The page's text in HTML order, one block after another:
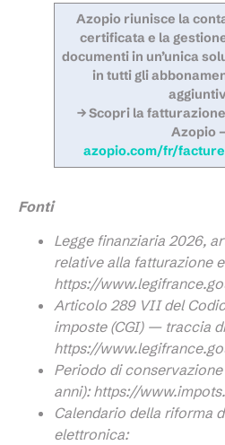
Azopio riunisce la
certificata e la
documenti in un’unica
in tutti gli
→ Scopri la
Azopio
azopio.com/fr/
Fonti
Legge finanziaria 2026,
relative alla fatturazione
https://
Articolo 289 VII del
imposte (CGI) — traccia
https://
Periodo di
anni): https://
Calendario della riforma
elettronica: